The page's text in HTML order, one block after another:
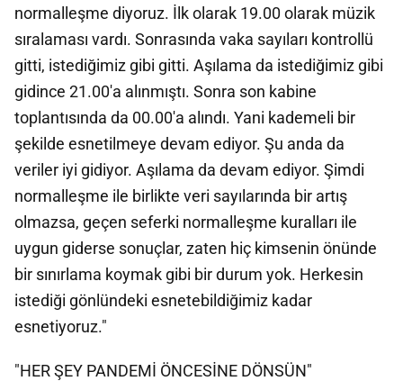
normalleşme diyoruz. İlk olarak 19.00 olarak müzik
sıralaması vardı. Sonrasında vaka sayıları kontrollü
gitti, istediğimiz gibi gitti. Aşılama da istediğimiz gibi
gidince 21.00'a alınmıştı. Sonra son kabine
toplantısında da 00.00'a alındı. Yani kademeli bir
şekilde esnetilmeye devam ediyor. Şu anda da
veriler iyi gidiyor. Aşılama da devam ediyor. Şimdi
normalleşme ile birlikte veri sayılarında bir artış
olmazsa, geçen seferki normalleşme kuralları ile
uygun giderse sonuçlar, zaten hiç kimsenin önünde
bir sınırlama koymak gibi bir durum yok. Herkesin
istediği gönlündeki esnetebildiğimiz kadar
esnetiyoruz."
"HER ŞEY PANDEMİ ÖNCESİNE DÖNSÜN"